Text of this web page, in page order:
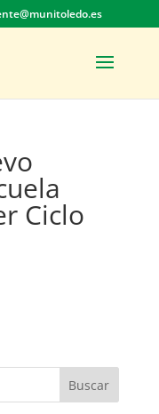
Ciclo